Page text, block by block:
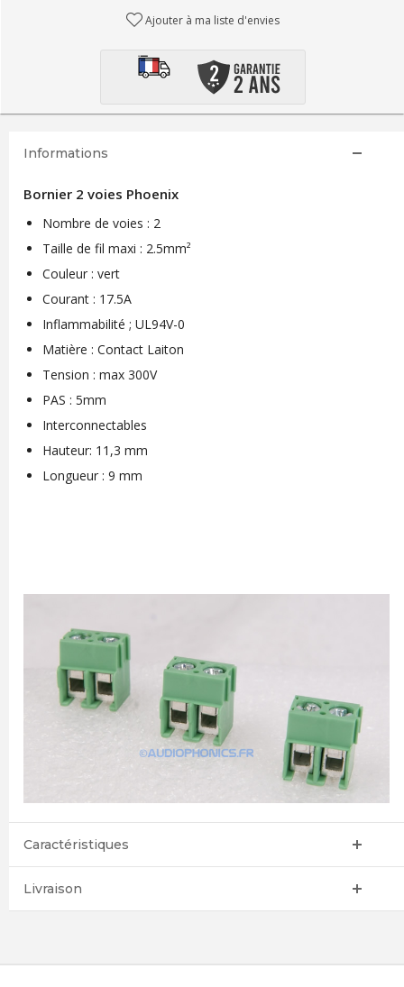
Ajouter à ma liste d'envies
Informations
Bornier 2 voies Phoenix
Nombre de voies : 2
Taille de fil maxi : 2.5mm²
Couleur : vert
Courant : 17.5A
Inflammabilité ; UL94V-0
Matière : Contact Laiton
Tension : max 300V
PAS : 5mm
Interconnectables
Hauteur: 11,3 mm
Longueur : 9 mm
Caractéristiques
Livraison